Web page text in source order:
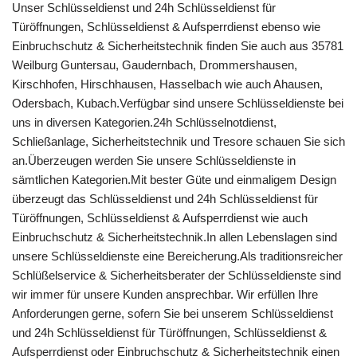
Unser Schlüsseldienst und 24h Schlüsseldienst für
Türöffnungen, Schlüsseldienst & Aufsperrdienst ebenso wie
Einbruchschutz & Sicherheitstechnik finden Sie auch aus 35781
Weilburg Guntersau, Gaudernbach, Drommershausen,
Kirschhofen, Hirschhausen, Hasselbach wie auch Ahausen,
Odersbach, Kubach.Verfügbar sind unsere Schlüsseldienste bei
uns in diversen Kategorien.24h Schlüsselnotdienst,
Schließanlage, Sicherheitstechnik und Tresore schauen Sie sich
an.Überzeugen werden Sie unsere Schlüsseldienste in
sämtlichen Kategorien.Mit bester Güte und einmaligem Design
überzeugt das Schlüsseldienst und 24h Schlüsseldienst für
Türöffnungen, Schlüsseldienst & Aufsperrdienst wie auch
Einbruchschutz & Sicherheitstechnik.In allen Lebenslagen sind
unsere Schlüsseldienste eine Bereicherung.Als traditionsreicher
Schlüßelservice & Sicherheitsberater der Schlüsseldienste sind
wir immer für unsere Kunden ansprechbar. Wir erfüllen Ihre
Anforderungen gerne, sofern Sie bei unserem Schlüsseldienst
und 24h Schlüsseldienst für Türöffnungen, Schlüsseldienst &
Aufsperrdienst oder Einbruchschutz & Sicherheitstechnik einen